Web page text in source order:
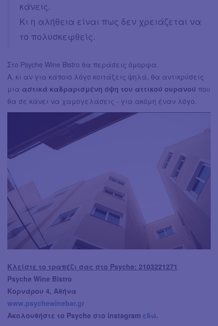
κάνεις.
Κι η αλήθεια είναι πως δεν χρειάζεται να
το πολυσκεφθείς.
Στο Psyche Wine Bistro θα περάσεις όμορφα.
Α, κι αν για κάποιο λόγο κοιτάξεις ψηλά, θα αντικρύσεις
μια αστικά καδραρισμένη όψη του αττικού ουρανού που
θα σε κάνει να χαμογελάσεις - για ακόμη έναν λόγο.
Κλείστε το τραπέζι σας στο Psyche: 2103221271
Psyche Wine Bistro
Κορνάρου 4, Αθήνα
www.psychewinebar.gr
Ακολουθήστε το Psyche στο instagram εδώ.